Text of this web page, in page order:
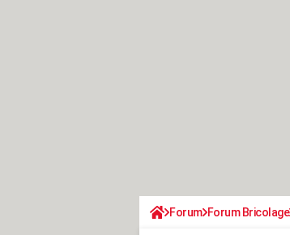
Forum Forum Bricolage